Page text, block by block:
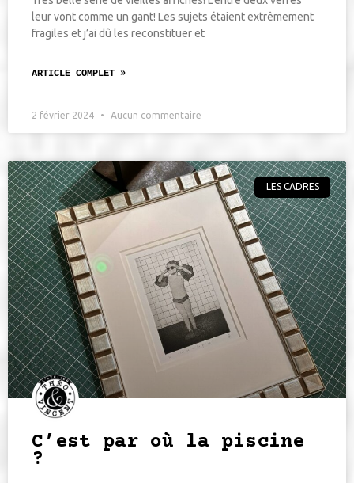
leur vont comme un gant! Les sujets étaient extrêmement
fragiles et j’ai dû les reconstituer et
ARTICLE COMPLET »
2 février 2024 Aucun commentaire
LES CADRES
C’est par où la piscine
?